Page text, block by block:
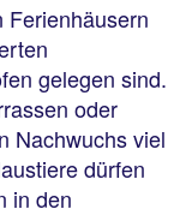
Ferienhäusern
gelegen sind.
oder
Nachwuchs viel
dürfen
in den